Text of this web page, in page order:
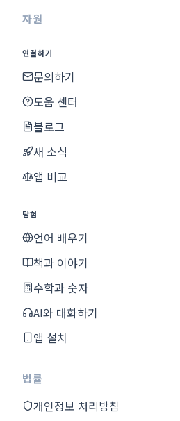
자원
연결하기
문의하기
도움 센터
블로그
새 소식
앱 비교
탐험
언어 배우기
책과 이야기
수학과 숫자
AI와 대화하기
앱 설치
법률
개인정보 처리방침